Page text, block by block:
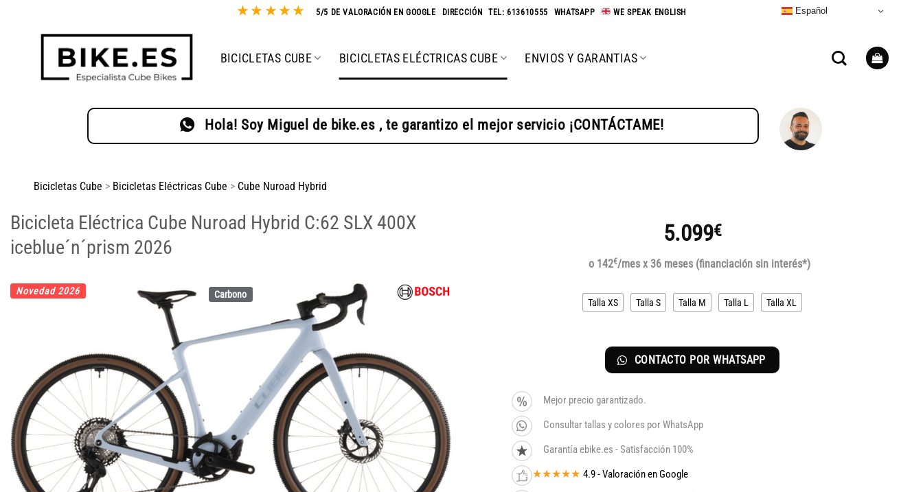
★ ★ ★★★ 5/5 DE VALORACIÓN EN GOOGLE DIRECCIÓN -TEL: 613610555 WHATSAPP WE SPEAK ENGLISH Español
BICICLETAS CUBE BICICLETAS ELÉCTRICAS CUBE ENVIOS Y GARANTIAS
Hola! Soy Miguel de bike.es , te garantizo el mejor servicio ¡CONTÁCTAME!
Bicicletas Cube > Bicicletas Eléctricas Cube > Cube Nuroad Hybrid
Bicicleta Eléctrica Cube Nuroad Hybrid C:62 SLX 400X
iceblue´n´prism 2026
Carbono
Novedad 2026
5.099€
o 142€/mes x 36 meses (financiación sin interés*)
Talla XS Talla S Talla M Talla L Talla XL
CONTACTO POR WHATSAPP
Mejor precio garantizado.
Consultar tallas y colores por WhatsApp
Garantía ebike.es - Satisfacción 100%
★★★★★ 4.9 - Valoración en Google